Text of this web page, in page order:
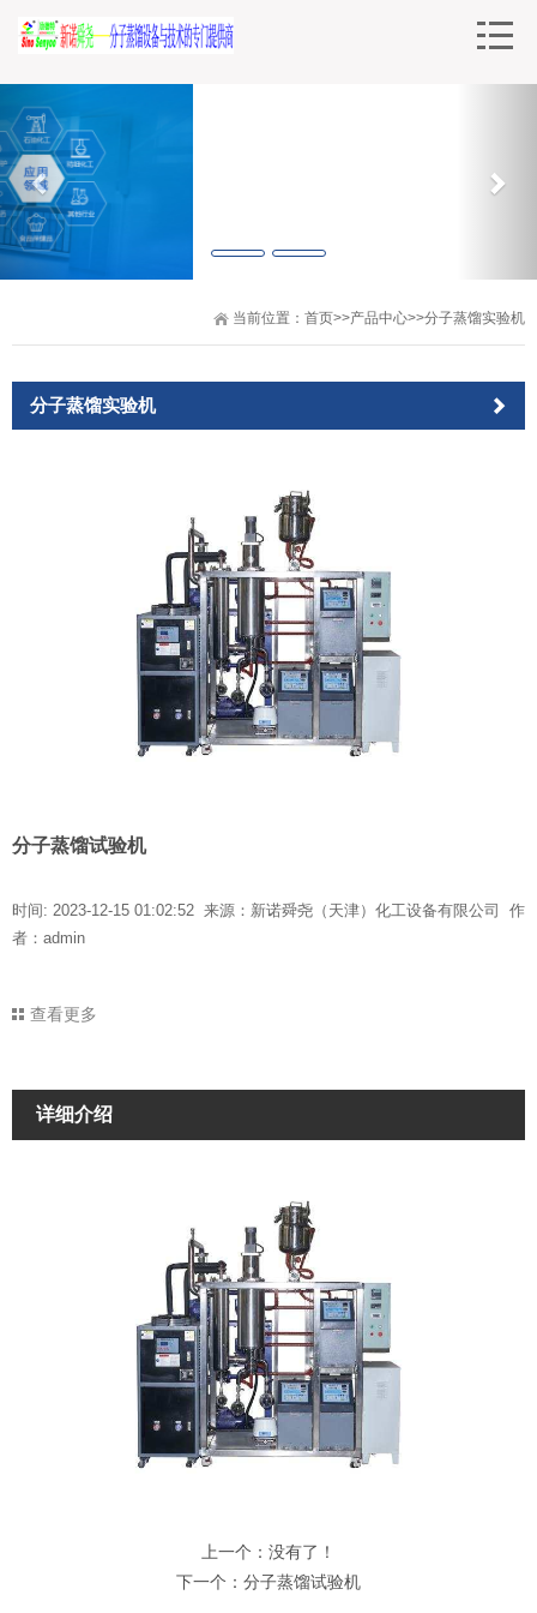
当前位置： 首页>>产品中心>>分子蒸馏实验机
分子蒸馏实验机
分子蒸馏试验机
时间: 2023-12-15 01:02:52 来源：新诺舜尧（天津）化工设备有限公司 作
者：admin
查看更多
详细介绍
上一个：没有了！
下一个： 分子蒸馏试验机